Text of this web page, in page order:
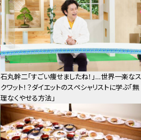
石丸幹二「すごい痩せましたね！」…世界一楽なス
クワット！？ダイエットのスペシャリストに学ぶ「無
理なくやせる方法」